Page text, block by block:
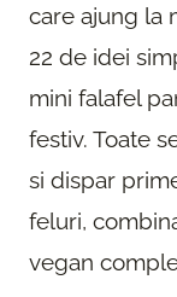
care ajung la
22 de idei
mini falafel
festiv. Toate
si dispar
feluri,
vegan